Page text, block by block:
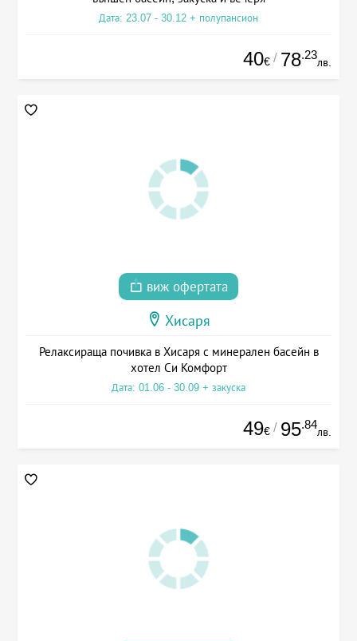
Дата: 23.07 - 30.12 + полупансион
40€ / 78.23
лв.
виж офертата
Хисаря
Релаксираща почивка в Хисаря с минерален басейн в
хотел Си Комфорт
Дата: 01.06 - 30.09 + закуска
49€ / 95.84
лв.